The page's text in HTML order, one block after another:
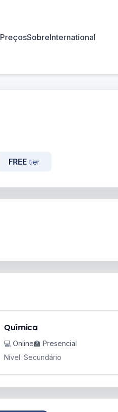
PreçosSobreInternational
FREE tier
Química
💻 Online🏫 Presencial
Nível: Secundário